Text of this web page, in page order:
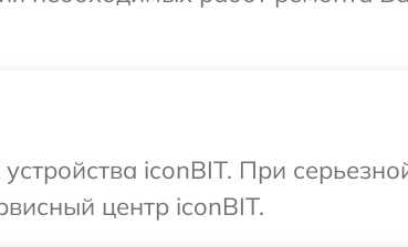
iconBIT. При
центр iconBIT.